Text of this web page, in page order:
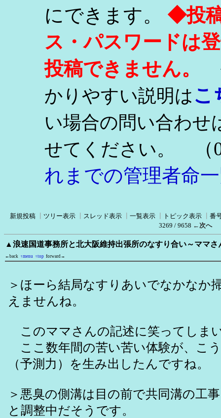
にできます。 ◆投
ス・パスワードは
投稿できません。
かりやすい説明はこ
い場合の問い合わせ
せてください。
（
れまでの管理者命
新規投稿 ツリー表示 スレッド表示 一覧表示 トピック表示
番
3269 / 9658 ←次へ
▲浪速国道事務所と北大阪維持出張所のなすり合い～ママさ
←back ↑menu ↑top forward→
＞ほーら結局なすりあいでなかなか
えませんね。
このママさんの記述に笑ってしま
ここ数年間の苦い苦い体験が、こ
（予測力）を生み出したんですね。
＞悪臭の側溝は目の前で共同溝の工
と調整中だそうです。